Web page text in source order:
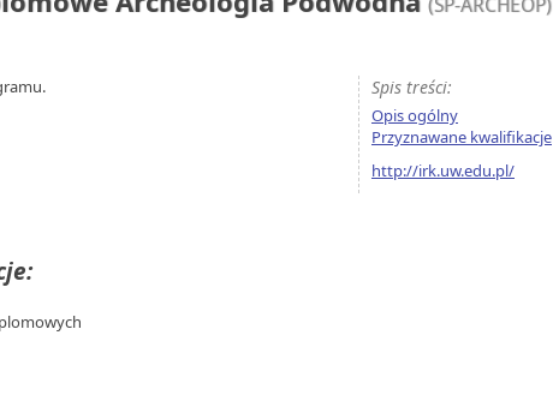
(SP-ARCHEOP)
Spis treści:
Opis ogólny
Przyznawane kwalifikacje
http://irk.uw.edu.pl/